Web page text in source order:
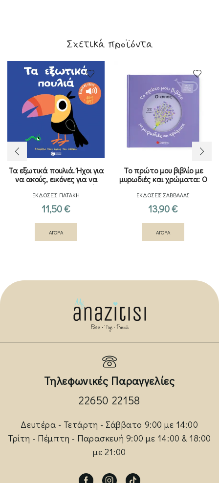
Σχετικά προϊόντα
Τα εξωτικά πουλιά. Ήχοι για
να ακούς, εικόνες για να
παρατηρείς (Σειρά: Γνωρίζω
τους ήχους του κόσμου)
ΕΚΔΟΣΕΙΣ ΠΑΤΑΚΗ
11,50€
ΑΓΟΡΑ
Το πρώτο μου βιβλίο με
μυρωδιές και χρώματα: Ο
κήπος
ΕΚΔΟΣΕΙΣ ΣΑΒΒΑΛΑΣ
13,90€
ΑΓΟΡΑ
Τηλεφωνικές Παραγγελίες
22650 22158
Δευτέρα - Τετάρτη - Σάββατο 9:00 με 14:00
Τρίτη - Πέμπτη - Παρασκευή 9:00 με 14:00 & 18:00
με 21:00